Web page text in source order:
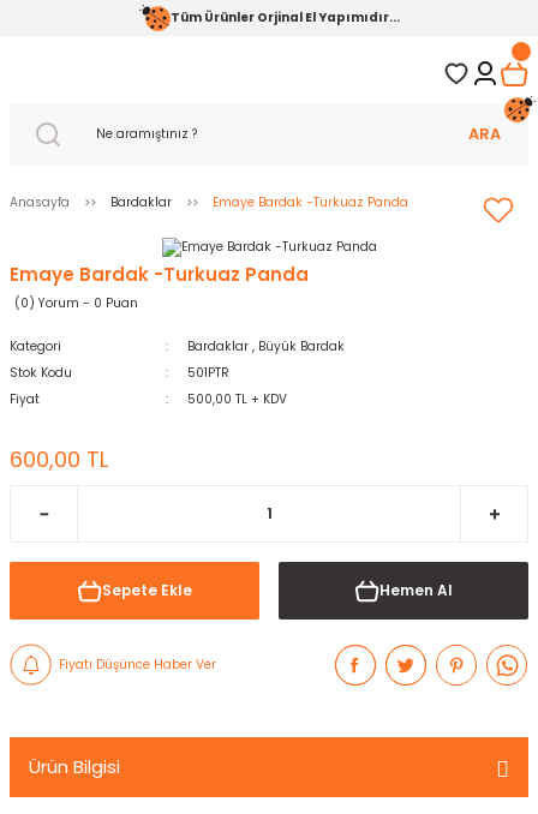
Tüm Ürünler Orjinal El Yapımıdır...
ARA
Anasayfa Bardaklar Emaye Bardak -Turkuaz Panda
Emaye Bardak -Turkuaz Panda
(0) Yorum - 0 Puan
Kategori Bardaklar , Büyük Bardak
Stok Kodu
501PTR
Fiyat
500,00 TL + KDV
600,00 TL
Sepete Ekle Hemen Al
Fiyatı Düşünce Haber Ver
Ürün Bilgisi